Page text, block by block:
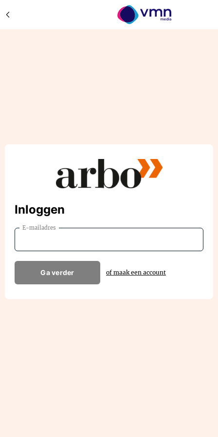
Inloggen
E-mailadres
Ga verder of maak een account